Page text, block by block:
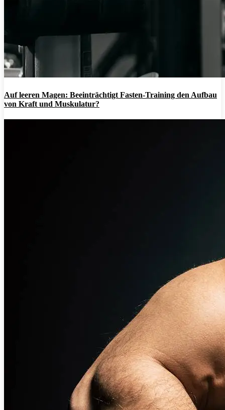
Auf leeren Magen: Beeinträchtigt Fasten-Training den Aufbau
von Kraft und Muskulatur?